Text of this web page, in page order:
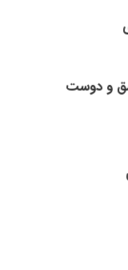
عشق و دوست